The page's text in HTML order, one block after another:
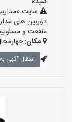
سایت
دوربین های
منفعت و
مکان:
انتقال آگهی